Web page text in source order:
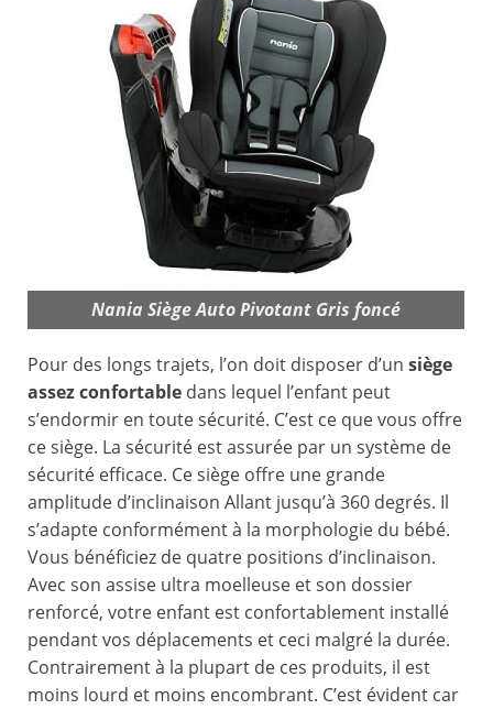
Nania Siège Auto Pivotant Gris foncé
Pour des longs trajets, l’on doit disposer d’un siège
assez confortable dans lequel l’enfant peut
s’endormir en toute sécurité. C’est ce que vous offre
ce siège. La sécurité est assurée par un système de
sécurité efficace. Ce siège offre une grande
amplitude d’inclinaison Allant jusqu’à 360 degrés. Il
s’adapte conformément à la morphologie du bébé.
Vous bénéficiez de quatre positions d’inclinaison.
Avec son assise ultra moelleuse et son dossier
renforcé, votre enfant est confortablement installé
pendant vos déplacements et ceci malgré la durée.
Contrairement à la plupart de ces produits, il est
moins lourd et moins encombrant. C’est évident car